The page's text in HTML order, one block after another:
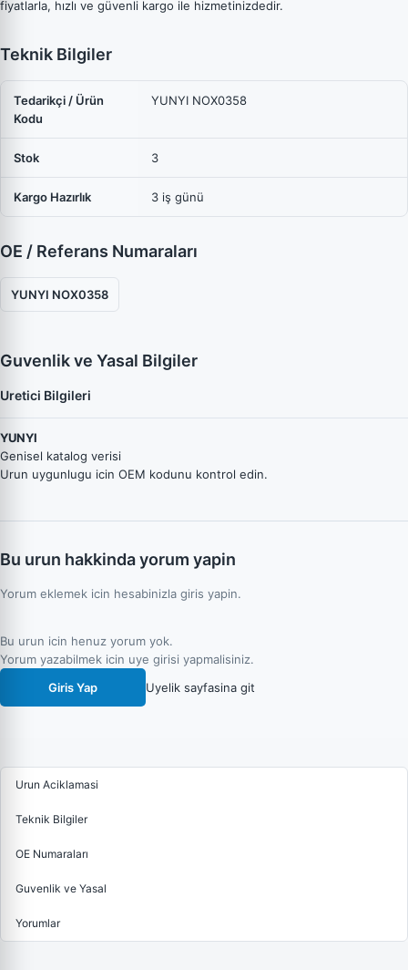
fiyatlarla, hızlı ve güvenli kargo ile hizmetinizdedir.
Teknik Bilgiler
Tedarikçi / Ürün
Kodu
YUNYI NOX0358
Stok 3
Kargo Hazırlık 3 iş günü
OE / Referans Numaraları
YUNYI NOX0358
Guvenlik ve Yasal Bilgiler
Uretici Bilgileri
YUNYI
Genisel katalog verisi
Urun uygunlugu icin OEM kodunu kontrol edin.
Bu urun hakkinda yorum yapin
Yorum eklemek icin hesabinizla giris yapin.
Bu urun icin henuz yorum yok.
Yorum yazabilmek icin uye girisi yapmalisiniz.
Giris Yap
Uyelik sayfasina git
Urun Aciklamasi
Teknik Bilgiler
OE Numaraları
Guvenlik ve Yasal
Yorumlar